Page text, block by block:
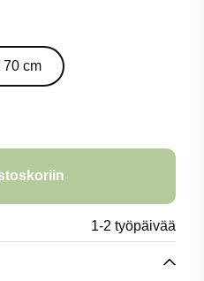
Saatavana kolmessa
70 cm
1-2 työpäivää